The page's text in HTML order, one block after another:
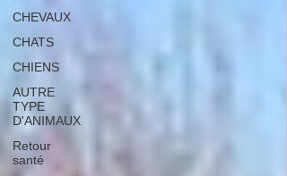
CHEVAUX
CHATS
CHIENS
AUTRE
TYPE
D'ANIMAUX
Retour
santé